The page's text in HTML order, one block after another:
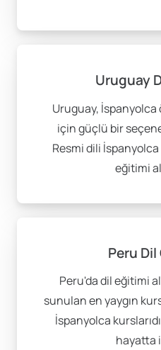
Uruguay
Uruguay,
için güçlü bir
Resmi dili
eğitimi
Peru Dil
Peru'da dil eğitimi
sunulan en yaygın
İspanyolca
hayatta